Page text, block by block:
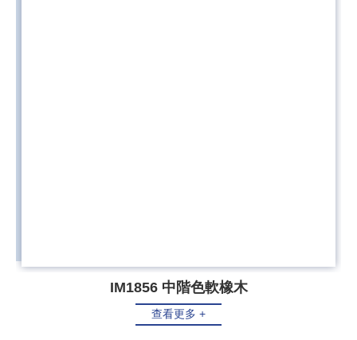
IM1856 中階色軟橡木
查看更多 +